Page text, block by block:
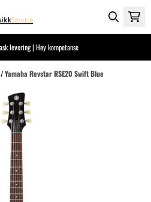
levering | Høy kompetanse
/Yamaha Revstar RSE20 Swift Blue